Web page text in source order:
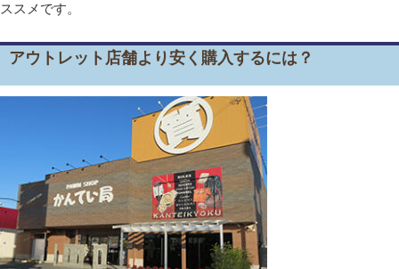
ススメです。
アウトレット店舗より安く購入するには？